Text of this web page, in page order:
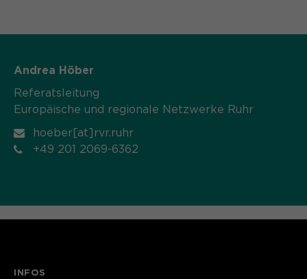
Andrea Höber
Referatsleitung
Europäische und regionale Netzwerke Ruhr
hoeber[at]rvr.ruhr
+49 201 2069-6362
INFOS